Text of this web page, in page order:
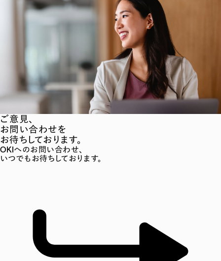
ご意見、
お問い合わせを
お待ちしております。
OKIへのお問い合わせ、
いつでもお待ちしております。